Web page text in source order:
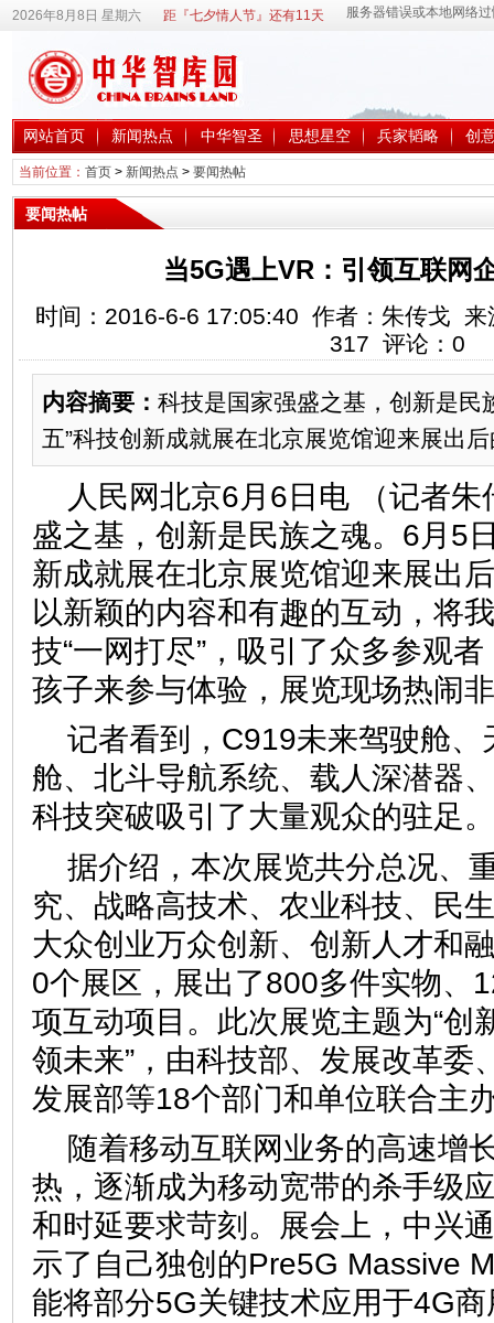
2026年8月8日 星期六 距『七夕情人节』还有11天
网站首页 新闻热点 中华智圣 思想星空 兵家韬略 创
当前位置： 首页> 新闻热点 > 要闻热帖
要闻热帖
当5G遇上VR：引领互联网
时间：2016-6-6 17:05:40 作者：朱传戈
317 评论： 0
内容摘要： 科技是国家强盛之基，创新是民
五”科技创新成就展在北京展览馆迎来展出
人民网北京6月6日电 （记者
盛之基，创新是民族之魂。6月5
新成就展在北京展览馆迎来展出
以新颖的内容和有趣的互动，将
技“一网打尽”，吸引了众多参观
孩子来参与体验，展览现场热闹
记者看到，C919未来驾驶舱、
舱、北斗导航系统、载人深潜器
科技突破吸引了大量观众的驻足。
据介绍，本次展览共分总况、
究、战略高技术、农业科技、民
大众创业万众创新、创新人才和
0个展区，展出了800多件实物、
项互动项目。此次展览主题为“创
领未来”，由科技部、发展改革委
发展部等18个部门和单位联合主
随着移动互联网业务的高速增
热，逐渐成为移动宽带的杀手级
和时延要求苛刻。展会上，中兴
示了自己独创的Pre5G Massive
能将部分5G关键技术应用于4G